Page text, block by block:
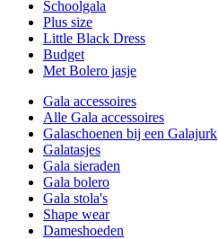
Schoolgala
Plus size
Little Black Dress
Budget
Met Bolero jasje
Gala accessoires
Alle Gala accessoires
Galaschoenen bij een Galajurk
Galatasjes
Gala sieraden
Gala bolero
Gala stola's
Shape wear
Dameshoeden